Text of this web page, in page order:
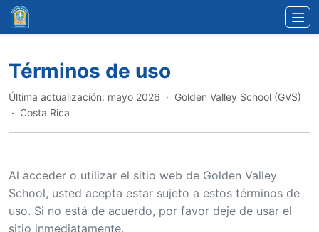
Ir al contenido principal
Términos de uso
Última actualización: mayo 2026 · Golden Valley School (GVS)
· Costa Rica
Al acceder o utilizar el sitio web de Golden Valley
School, usted acepta estar sujeto a estos términos de
uso. Si no está de acuerdo, por favor deje de usar el
sitio inmediatamente.